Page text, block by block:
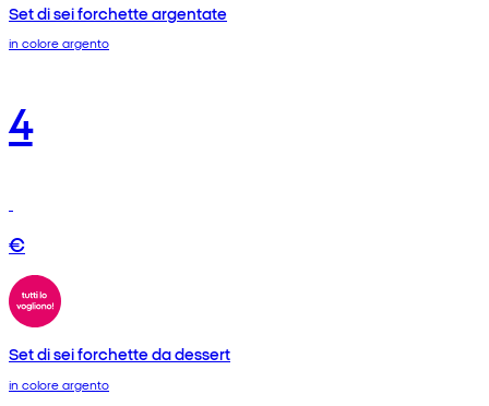
Set di sei forchette argentate
in colore argento
4
€
Set di sei forchette da dessert
in colore argento